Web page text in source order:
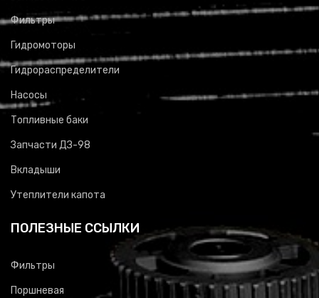
Фильтры
Гидромоторы
Гидрораспределители
Насосы
Топливные баки
Запчасти ДЗ-98
Вкладыши
Утеплители капота
ПОЛЕЗНЫЕ ССЫЛКИ
Фильтры
Поршневая